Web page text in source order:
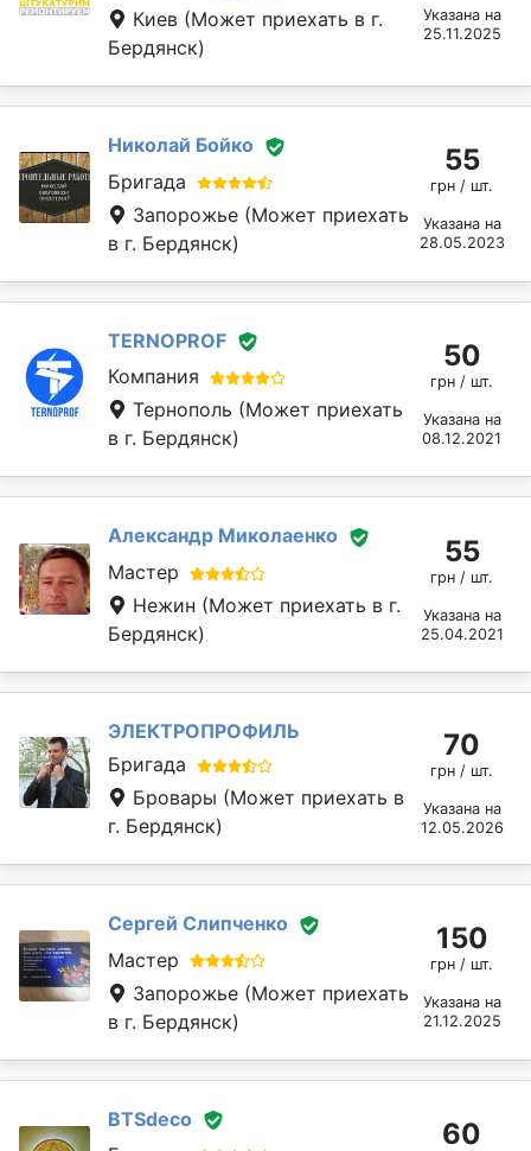
Киев (Может приехать в г.
Бердянск)
Указана на
25.11.2025
Николай Бойко
Бригада
Запорожье (Может приехать
в г. Бердянск)
55
грн / шт.
Указана на
28.05.2023
TERNOPROF
Компания
Тернополь (Может приехать
в г. Бердянск)
50
грн / шт.
Указана на
08.12.2021
Александр Миколаенко
Мастер
Нежин (Может приехать в г.
Бердянск)
55
грн / шт.
Указана на
25.04.2021
ЭЛЕКТРОПРОФИЛЬ
Бригада
Бровары (Может приехать в
г. Бердянск)
70
грн / шт.
Указана на
12.05.2026
Сергей Слипченко
Мастер
Запорожье (Может приехать
в г. Бердянск)
150
грн / шт.
Указана на
21.12.2025
BTSdeco
60